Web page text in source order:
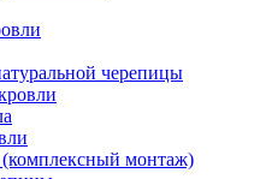
черепицы
монтаж)